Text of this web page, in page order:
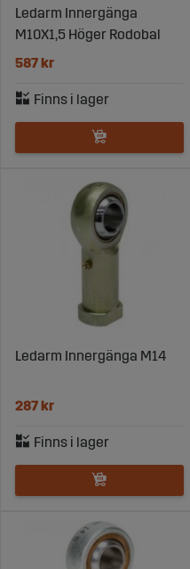
Ledarm Innergänga
M10X1,5 Höger Rodobal
587 kr
Ledarm Innergänga M14
287 kr